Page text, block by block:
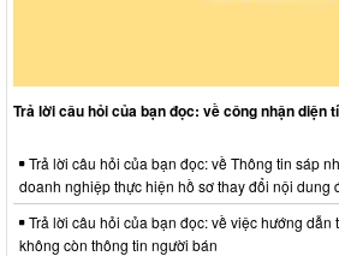
Trả lời câu hỏi của bạn đọc: về công nhận diện
Trả lời câu hỏi của bạn đọc: về Thông tin sáp
doanh nghiệp thực hiện hồ sơ thay đổi nội dung
Trả lời câu hỏi của bạn đọc: về việc hướng dẫn
không còn thông tin người bán